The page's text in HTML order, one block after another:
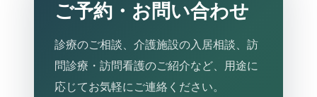
お問い合わせ
ご予約・お問い合わせ
診療のご相談、介護施設の入居相談、訪
問診療・訪問看護のご紹介など、用途に
応じてお気軽にご連絡ください。